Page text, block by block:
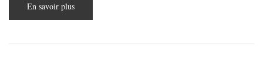
En savoir plus
corps